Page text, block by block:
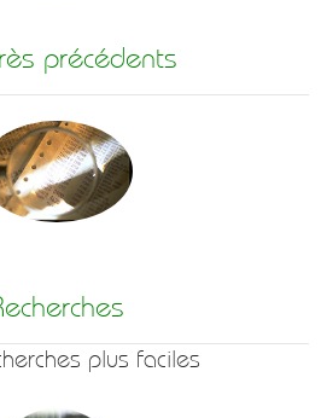
précédents
plus faciles